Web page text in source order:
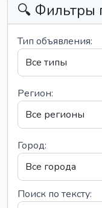
🔍 Фильтры
Тип объявления:
Регион:
Город:
Поиск по тексту: